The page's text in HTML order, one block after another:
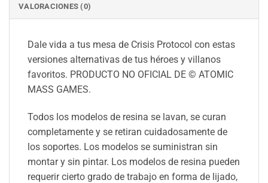
VALORACIONES (0)
Dale vida a tus mesa de Crisis Protocol con estas
versiones alternativas de tus héroes y villanos
favoritos. PRODUCTO NO OFICIAL DE © ATOMIC
MASS GAMES.
Todos los modelos de resina se lavan, se curan
completamente y se retiran cuidadosamente de
los soportes. Los modelos se suministran sin
montar y sin pintar. Los modelos de resina pueden
requerir cierto grado de trabajo en forma de lijado,